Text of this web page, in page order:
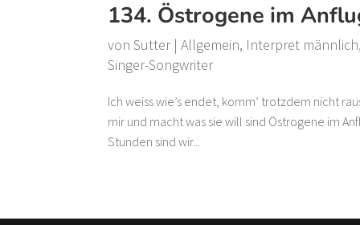
134. Östrogene im
vonSutter|Allgemein, Interpret männlich,
Singer-Songwriter
Ich weiss wie’s endet, komm’ trotzdem nicht
mir und macht was sie will sind Östrogene im
Stunden sind wir...